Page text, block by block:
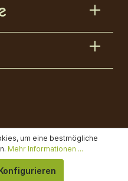
um eine bestmögliche
Mehr Informationen ...